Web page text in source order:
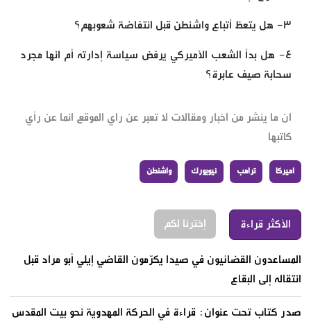
٣- هل يتعظ أتباع واشنطن قبل انتفاضة شعوبهم؟
٤- هل بدأ الشعب الأميركي يرفض سياسة إدارته أم انها مجرد
سحابة صيف عابرة؟
ان ما ينشر من اخبار ومقالات لا تعبر عن راي الموقع انما عن رأي
كاتبها
اميركا ترامب نيويورك واشنطن
الأكثر قراءة إخترنا لكم
المساعدون القضائيون في صيدا يكرّمون القاضي إيلي أبو مراد قبل
انتقاله إلى البقاع
صدر كتاب تحت عنوان: قراءة في الحركة المهدوية نحو بيت المقدس